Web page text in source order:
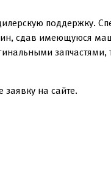
поддержку.
ин, сдав имеющуюся
запчастями,
на сайте.